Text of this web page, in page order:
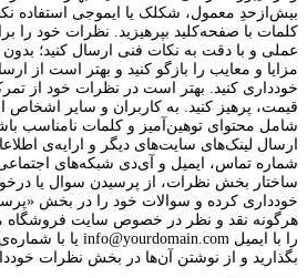
بیش‌از‌حدِ معمول، شکلک یا ایموجی استفاده
کلمات با صفحه‌کلید بپرهیزید. نظرات خود را
عملی و با دقت به نکات فنی ارسال کنید؛
مزایا و معایب را بازگو کنید و بهتر است از
خودداری کنید. بهتر است در نظرات خود از
قیمت، پرهیز کنید. به کاربران و سایر اشخاص
شامل محتوای توهین‌آمیز و کلمات نامناسب
ارسال لینک‌های سایت‌های دیگر و ارایه‌ی
شماره تماس، ایمیل و آی‌دی شبکه‌های اجتماعی
ساختار بخش نظرات، از پرسیدن سوال یا
خودداری کرده و سوالات خود را در بخش
هرگونه نقد و نظر در خصوص سایت فروشگاه
بگذارید و از نوشتن آن‌ها در بخش نظرات